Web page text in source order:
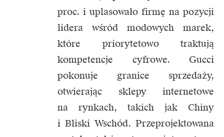
proc. i uplasowało firmę na pozycji
lidera wśród modowych marek,
które priorytetowo traktują
kompetencje cyfrowe. Gucci
pokonuje granice sprzedaży,
otwierając sklepy internetowe
na rynkach, takich jak Chiny
i Bliski Wschód. Przeprojektowana